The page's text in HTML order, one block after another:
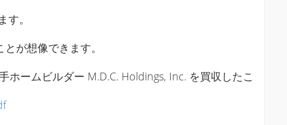
。
が想像できます。
ームビルダー M.D.C. Holdings, Inc. を買収したこ